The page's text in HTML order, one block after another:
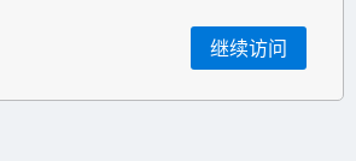
继续访问